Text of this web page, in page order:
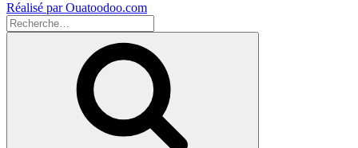
Réalisé par Ouatoodoo.com
Recherche
pour